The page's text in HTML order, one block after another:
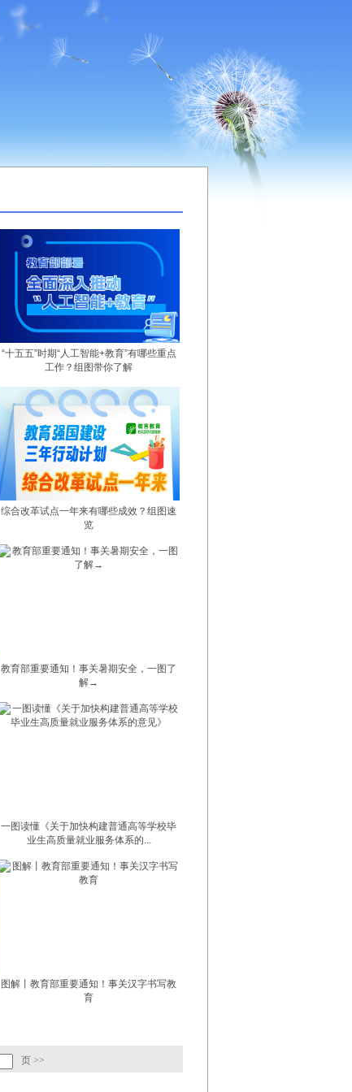
“十五五”时期“人工智能+教育”有哪些重点
工作？组图带你了解
综合改革试点一年来有哪些成效？组图速
览
教育部重要通知！事关暑期安全，一图了
解→
一图读懂《关于加快构建普通高等学校毕
业生高质量就业服务体系的...
图解丨教育部重要通知！事关汉字书写教
育
页 >>